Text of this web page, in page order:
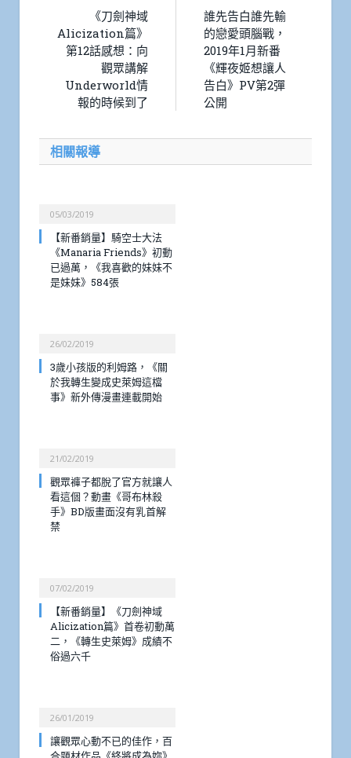
《刀劍神域
Alicization篇》
第12話感想：向
觀眾講解
Underworld情
報的時候到了
誰先告白誰先輸
的戀愛頭腦戰，
2019年1月新番
《輝夜姬想讓人
告白》PV第2彈
公開
相關報導
05/03/2019
【新番銷量】騎空士大法
《Manaria Friends》初動
已過萬，《我喜歡的妹妹不
是妹妹》584張
26/02/2019
3歲小孩版的利姆路，《關
於我轉生變成史萊姆這檔
事》新外傳漫畫連載開始
21/02/2019
觀眾褲子都脫了官方就讓人
看這個？動畫《哥布林殺
手》BD版畫面沒有乳首解
禁
07/02/2019
【新番銷量】《刀劍神域
Alicization篇》首卷初動萬
二，《轉生史萊姆》成績不
俗過六千
26/01/2019
讓觀眾心動不已的佳作，百